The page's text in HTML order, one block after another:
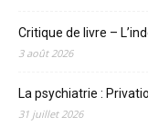
Critique de livre –
3 août 2026
La psychiatrie :
31 juillet 2026